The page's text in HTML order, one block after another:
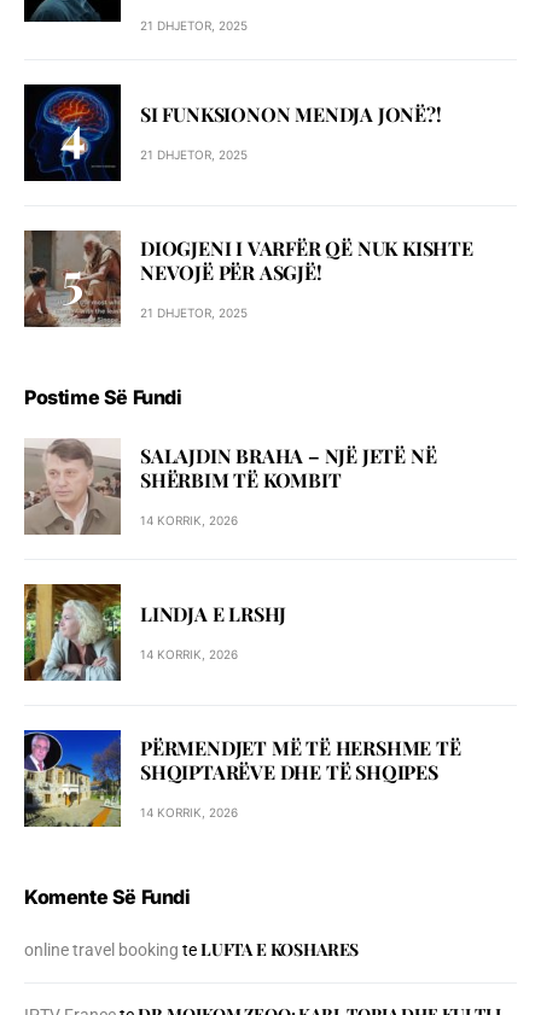
21 DHJETOR, 2025
SI FUNKSIONON MENDJA JONË?!
21 DHJETOR, 2025
DIOGJENI I VARFËR QË NUK KISHTE
NEVOJË PËR ASGJË!
21 DHJETOR, 2025
Postime Së Fundi
SALAJDIN BRAHA – NJЁ JETЁ NЁ
SHЁRBIM TЁ KOMBIT
14 KORRIK, 2026
LINDJA E LRSHJ
14 KORRIK, 2026
PËRMENDJET MË TË HERSHME TË
SHQIPTARËVE DHE TË SHQIPES
14 KORRIK, 2026
Komente Së Fundi
online travel booking teLUFTA E KOSHARES